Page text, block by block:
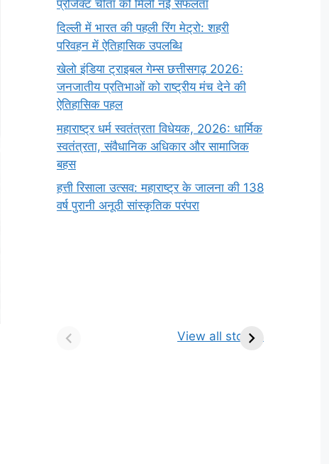
प्रोजेक्ट चीता को मिली नई सफलता
दिल्ली में भारत की पहली रिंग मेट्रो: शहरी
परिवहन में ऐतिहासिक उपलब्धि
खेलो इंडिया ट्राइबल गेम्स छत्तीसगढ़ 2026:
जनजातीय प्रतिभाओं को राष्ट्रीय मंच देने की
ऐतिहासिक पहल
महाराष्ट्र धर्म स्वतंत्रता विधेयक, 2026: धार्मिक
स्वतंत्रता, संवैधानिक अधिकार और सामाजिक
बहस
हत्ती रिसाला उत्सव: महाराष्ट्र के जालना की 138
वर्ष पुरानी अनूठी सांस्कृतिक परंपरा
View all stories
किसे कहते है? परिभाषा,
ज्योतिर्लिंग | नाम, स्थान एवं